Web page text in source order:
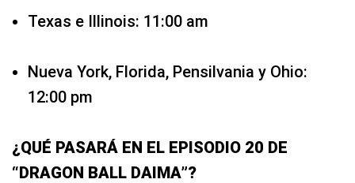
Texas e Illinois: 11:00 am
Nueva York, Florida, Pensilvania y Ohio:
12:00 pm
¿QUÉ PASARÁ EN EL EPISODIO 20 DE
“DRAGON BALL DAIMA”?